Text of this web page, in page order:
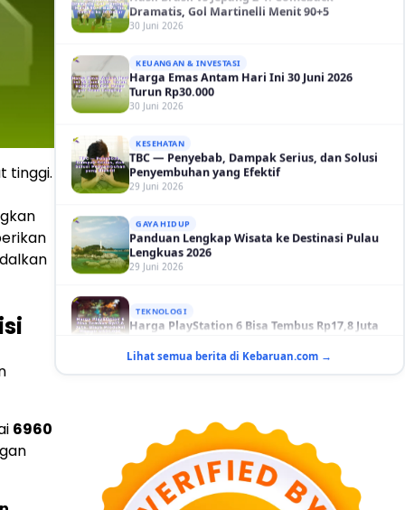
tinggi.
6960
KEUANGAN & INVESTASI
Turun Rp30.000
30 Juni 2026
KESEHATAN
Penyembuhan yang Efektif
29 Juni 2026
GAYA HIDUP
Lengkuas 2026
29 Juni 2026
29 Juni 2026
GAYA HIDUP
KESEHATAN
Bahaya Memakai Softlens untuk Mata yang
Jarang Diketahui
29 Juni 2026
Lihat semua berita di Kebaruan.com →